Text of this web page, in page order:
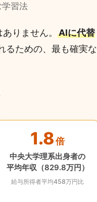
習法
りません。 AIに代替
るための、最も確実な
1.8倍
中央大学理系出身者の
平均年収（829.8万円）
給与所得者平均458万円比